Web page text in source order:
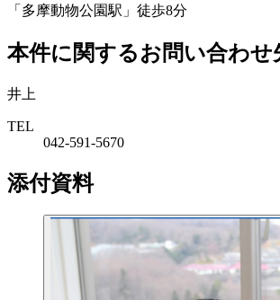
「多摩動物公園駅」徒歩8分
本件に関するお問い合わせ
井上
TEL
042-591-5670
添付資料